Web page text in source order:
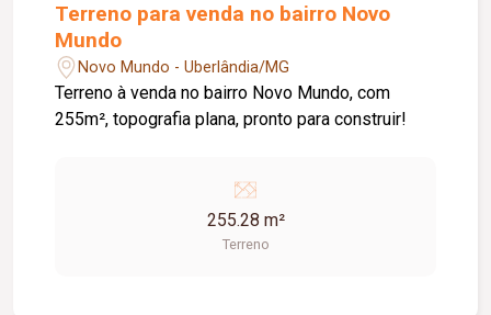
Terreno para venda no bairro Novo
Mundo
Novo Mundo - Uberlândia/MG
Terreno à venda no bairro Novo Mundo, com
255m², topografia plana, pronto para construir!
255.28 m²
Terreno